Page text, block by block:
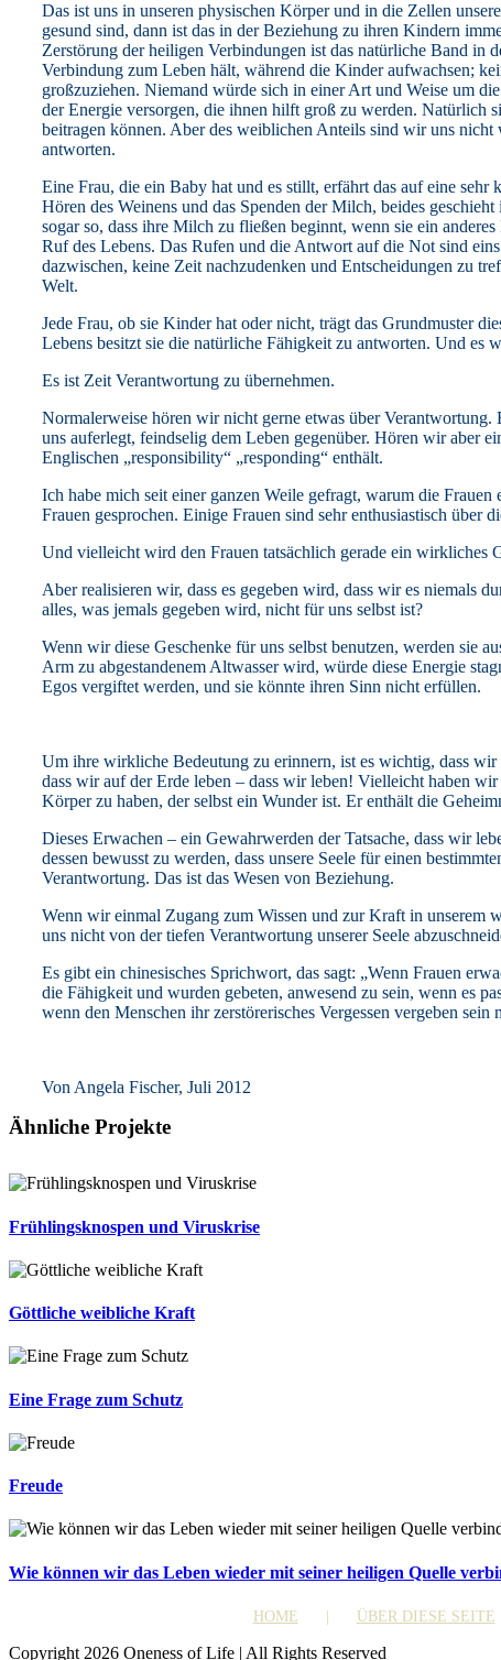
Das ist uns in unseren physischen Körper und in die Zellen
gesund sind, dann ist das in der Beziehung zu ihren Kindern
Zerstörung der heiligen Verbindungen ist das natürliche Band in
Verbindung zum Leben hält, während die Kinder aufwachsen;
großzuziehen. Niemand würde sich in einer Art und Weise um
der Energie versorgen, die ihnen hilft groß zu werden. Natürlich
beitragen können. Aber des weiblichen Anteils sind wir uns
antworten.
Eine Frau, die ein Baby hat und es stillt, erfährt das auf eine
Hören des Weinens und das Spenden der Milch, beides
sogar so, dass ihre Milch zu fließen beginnt, wenn sie ein
Ruf des Lebens. Das Rufen und die Antwort auf die Not sind
dazwischen, keine Zeit nachzudenken und Entscheidungen zu
Welt.
Jede Frau, ob sie Kinder hat oder nicht, trägt das Grundmuster
Lebens besitzt sie die natürliche Fähigkeit zu antworten. Und es
Es ist Zeit Verantwortung zu übernehmen.
Normalerweise hören wir nicht gerne etwas über
uns auferlegt, feindselig dem Leben gegenüber. Hören wir aber
Englischen „responsibility“ „responding“ enthält.
Ich habe mich seit einer ganzen Weile gefragt, warum die
Frauen gesprochen. Einige Frauen sind sehr enthusiastisch über
Und vielleicht wird den Frauen tatsächlich gerade ein wirkliches
Aber realisieren wir, dass es gegeben wird, dass wir es niemals
alles, was jemals gegeben wird, nicht für uns selbst ist?
Wenn wir diese Geschenke für uns selbst benutzen, werden sie
Arm zu abgestandenem Altwasser wird, würde diese Energie
Egos vergiftet werden, und sie könnte ihren Sinn nicht erfüllen.
Um ihre wirkliche Bedeutung zu erinnern, ist es wichtig, dass
dass wir auf der Erde leben – dass wir leben! Vielleicht haben
Körper zu haben, der selbst ein Wunder ist. Er enthält die
Dieses Erwachen – ein Gewahrwerden der Tatsache, dass wir
dessen bewusst zu werden, dass unsere Seele für einen
Verantwortung. Das ist das Wesen von Beziehung.
Wenn wir einmal Zugang zum Wissen und zur Kraft in unserem
uns nicht von der tiefen Verantwortung unserer Seele
Es gibt ein chinesisches Sprichwort, das sagt: „Wenn Frauen
die Fähigkeit und wurden gebeten, anwesend zu sein, wenn es
wenn den Menschen ihr zerstörerisches Vergessen vergeben sein
Von Angela Fischer, Juli 2012
Ähnliche Projekte
Frühlingsknospen und Viruskrise
Göttliche weibliche Kraft
Eine Frage zum Schutz
Freude
Wie können wir das Leben wieder mit seiner heiligen Quelle
HOME ÜBER DIESE SEITE
Copyright 2026 Oneness of Life | All Rights Reserved